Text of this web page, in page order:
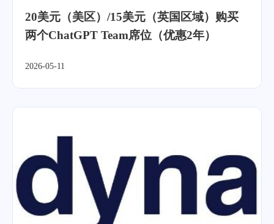
20美元（美区）/15美元（英国区域）购买
两个ChatGPT Team席位（优惠2年）
2026-05-11